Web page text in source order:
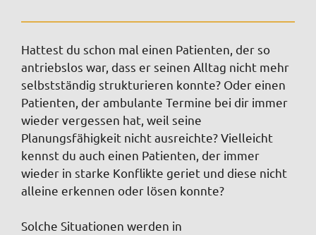
Hattest du schon mal einen Patienten, der so
antriebslos war, dass er seinen Alltag nicht mehr
selbstständig strukturieren konnte? Oder einen
Patienten, der ambulante Termine bei dir immer
wieder vergessen hat, weil seine
Planungsfähigkeit nicht ausreichte? Vielleicht
kennst du auch einen Patienten, der immer
wieder in starke Konflikte geriet und diese nicht
alleine erkennen oder lösen konnte?
Solche Situationen werden in